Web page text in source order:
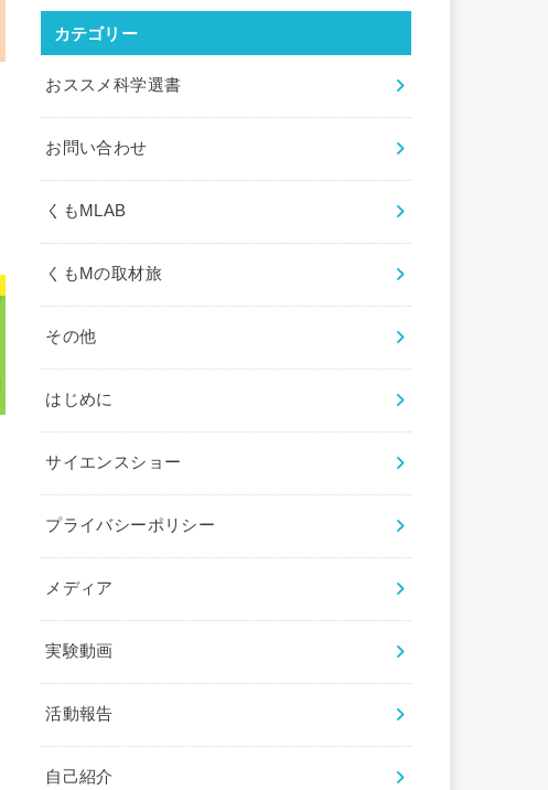
カテゴリー
おススメ科学選書
お問い合わせ
くもMLAB
くもMの取材旅
その他
はじめに
サイエンスショー
プライバシーポリシー
メディア
実験動画
活動報告
自己紹介